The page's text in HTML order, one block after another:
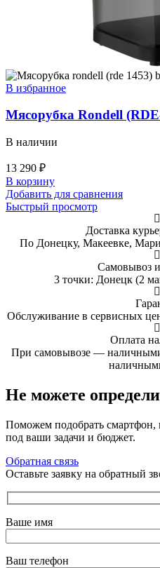
В избранное
Мясорубка Rondell
В наличии
13 290 ₽
В корзину
Добавить для сравнения
Быстрый просмотр
Доставка
По Донецку, Макеевке,
Самовывоз
3 точки: Донецк (2
Обслуживание в сервисных
Оплата
При самовывозе —
Не можете
Поможем подобрать смартфон,
под ваши задачи и бюджет.
Обратная связь
Оставьте заявку на обратный
Ваше имя
Ваш телефон